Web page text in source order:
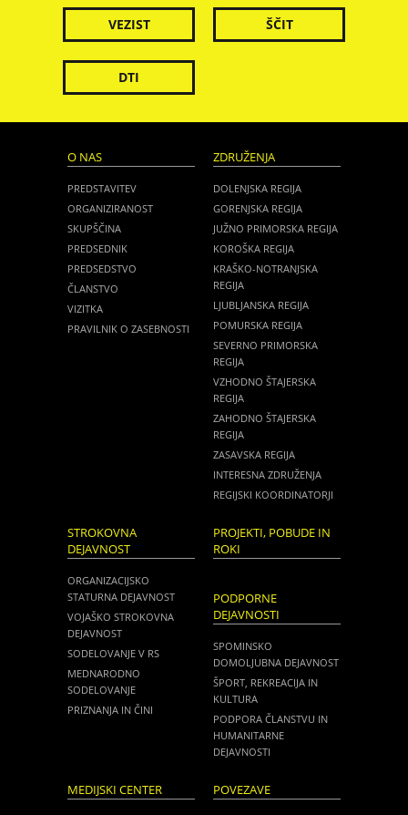
VEZIST ŠČIT
DTI
O NAS
PREDSTAVITEV
ORGANIZIRANOST
SKUPŠČINA
PREDSEDNIK
PREDSEDSTVO
ČLANSTVO
VIZITKA
PRAVILNIK O ZASEBNOSTI
ZDRUŽENJA
DOLENJSKA REGIJA
GORENJSKA REGIJA
JUŽNO PRIMORSKA REGIJA
KOROŠKA REGIJA
KRAŠKO-NOTRANJSKA
REGIJA
LJUBLJANSKA REGIJA
POMURSKA REGIJA
SEVERNO PRIMORSKA
REGIJA
VZHODNO ŠTAJERSKA
REGIJA
ZAHODNO ŠTAJERSKA
REGIJA
ZASAVSKA REGIJA
INTERESNA ZDRUŽENJA
REGIJSKI KOORDINATORJI
STROKOVNA
DEJAVNOST
ORGANIZACIJSKO
STATURNA DEJAVNOST
VOJAŠKO STROKOVNA
DEJAVNOST
SODELOVANJE V RS
MEDNARODNO
SODELOVANJE
PRIZNANJA IN ČINI
PROJEKTI, POBUDE IN
ROKI
PODPORNE
DEJAVNOSTI
SPOMINSKO
DOMOLJUBNA DEJAVNOST
ŠPORT, REKREACIJA IN
KULTURA
PODPORA ČLANSTVU IN
HUMANITARNE
DEJAVNOSTI
MEDIJSKI CENTER POVEZAVE